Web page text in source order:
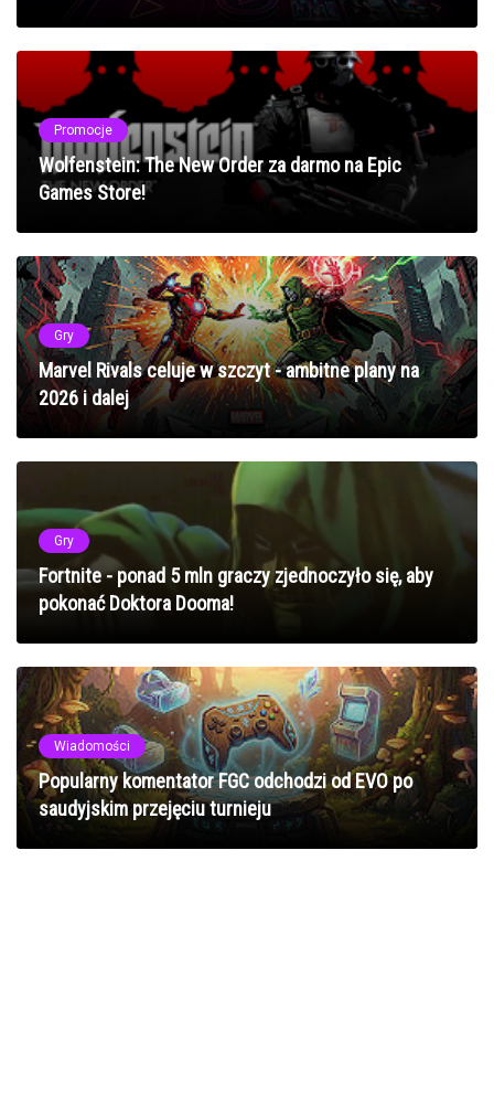
Promocje
Wolfenstein: The New Order za darmo na Epic
Games Store!
Gry
Marvel Rivals celuje w szczyt - ambitne plany na
2026 i dalej
Gry
Fortnite - ponad 5 mln graczy zjednoczyło się, aby
pokonać Doktora Dooma!
Wiadomości
Popularny komentator FGC odchodzi od EVO po
saudyjskim przejęciu turnieju